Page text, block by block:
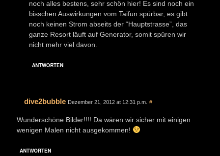
noch alles bestens, sehr schön hier! Es sind noch ein
bisschen Auswirkungen vom Taifun spürbar, es gibt
noch keinen Strom abseits der “Hauptstrasse”, das
ganze Resort läuft auf Generator, somit spüren wir
nicht mehr viel davon.
ANTWORTEN
dive2bubble Dezember 21, 2012 at 12:31 p.m. #
Wunderschöne Bilder!!!! Da wären wir sicher mit einigen
wenigen Malen nicht ausgekommen!
ANTWORTEN